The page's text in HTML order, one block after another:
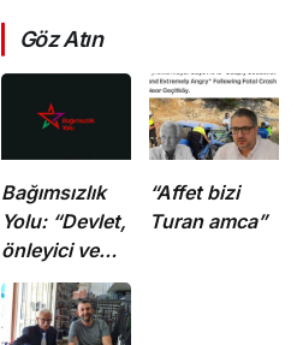
Göz Atın
Bağımsızlık
Yolu: “Devlet,
önleyici ve
koruyucu
sorumluluklarını
yerine
“Affet bizi
Turan amca”